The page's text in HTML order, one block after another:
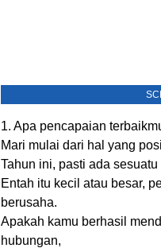
1. Apa pencapaian
Mari mulai dari hal yang
Tahun ini, pasti ada
Entah itu kecil atau besar,
berusaha.
Apakah kamu berhasil
hubungan,